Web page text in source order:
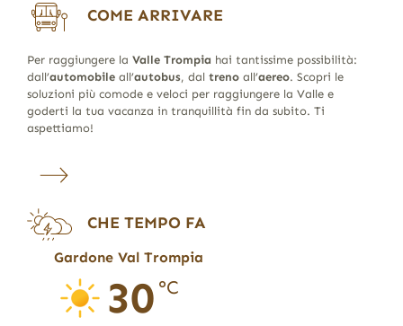
COME ARRIVARE
Per raggiungere la Valle Trompia hai tantissime possibilità:
dall’automobileall’autobus, dal trenoall’aereo. Scopri le
soluzioni più comode e veloci per raggiungere la Valle e
goderti la tua vacanza in tranquillità fin da subito. Ti
aspettiamo!
CHE TEMPO FA
Gardone Val Trompia
30 °C